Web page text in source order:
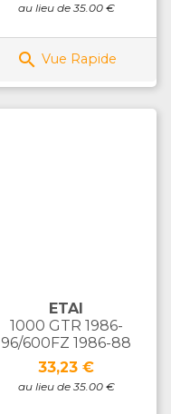
au lieu de 35.00 €
 Vue Rapide
ETAI
1000 GTR 1986-
96/600FZ 1986-88
Prix
33,23 €
au lieu de 35.00 €